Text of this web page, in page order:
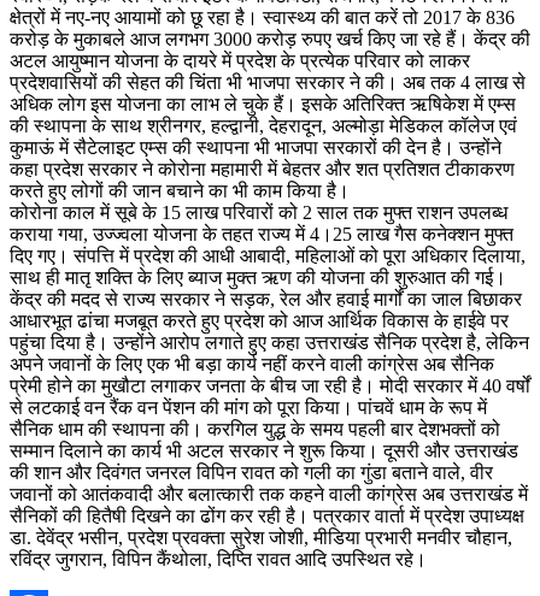
क्षेत्रों में नए-नए आयामों को छू रहा है। स्वास्थ्य की बात करें तो 2017 के 836
करोड़ के मुकाबले आज लगभग 3000 करोड़ रुपए खर्च किए जा रहे हैं। केंद्र की
अटल आयुष्मान योजना के दायरे में प्रदेश के प्रत्येक परिवार को लाकर
प्रदेशवासियों की सेहत की चिंता भी भाजपा सरकार ने की। अब तक 4 लाख से
अधिक लोग इस योजना का लाभ ले चुके हैं। इसके अतिरिक्त ऋषिकेश में एम्स
की स्थापना के साथ श्रीनगर, हल्द्वानी, देहरादून, अल्मोड़ा मेडिकल कॉलेज एवं
कुमाऊं में सैटेलाइट एम्स की स्थापना भी भाजपा सरकारों की देन है। उन्होंने
कहा प्रदेश सरकार ने कोरोना महामारी में बेहतर और शत प्रतिशत टीकाकरण
करते हुए लोगों की जान बचाने का भी काम किया है।
कोरोना काल में सूबे के 15 लाख परिवारों को 2 साल तक मुफ्त राशन उपलब्ध
कराया गया, उज्ज्वला योजना के तहत राज्य में 4।25 लाख गैस कनेक्शन मुफ्त
दिए गए। संपत्ति में प्रदेश की आधी आबादी, महिलाओं को पूरा अधिकार दिलाया,
साथ ही मातृ शक्ति के लिए ब्याज मुक्त ऋण की योजना की शुरुआत की गई।
केंद्र की मदद से राज्य सरकार ने सड़क, रेल और हवाई मार्गों का जाल बिछाकर
आधारभूत ढांचा मजबूत करते हुए प्रदेश को आज आर्थिक विकास के हाईवे पर
पहुंचा दिया है। उन्होंने आरोप लगाते हुए कहा उत्तराखंड सैनिक प्रदेश है, लेकिन
अपने जवानों के लिए एक भी बड़ा कार्य नहीं करने वाली कांग्रेस अब सैनिक
प्रेमी होने का मुखौटा लगाकर जनता के बीच जा रही है। मोदी सरकार में 40 वर्षों
से लटकाई वन रैंक वन पेंशन की मांग को पूरा किया। पांचवें धाम के रूप में
सैनिक धाम की स्थापना की। करगिल युद्ध के समय पहली बार देशभक्तों को
सम्मान दिलाने का कार्य भी अटल सरकार ने शुरू किया। दूसरी और उत्तराखंड
की शान और दिवंगत जनरल विपिन रावत को गली का गुंडा बताने वाले, वीर
जवानों को आतंकवादी और बलात्कारी तक कहने वाली कांग्रेस अब उत्तराखंड में
सैनिकों की हितैषी दिखने का ढोंग कर रही है। पत्रकार वार्ता में प्रदेश उपाध्यक्ष
डा. देवेंद्र भसीन, प्रदेश प्रवक्ता सुरेश जोशी, मीडिया प्रभारी मनवीर चौहान,
रविंद्र जुगरान, विपिन कैंथोला, दिप्ति रावत आदि उपस्थित रहे।